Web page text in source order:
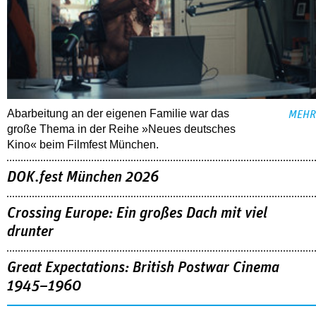
Abarbeitung an der eigenen Familie war das
große Thema in der Reihe »Neues deutsches
Kino« beim Filmfest München.
MEHR
DOK.fest München 2026
Crossing Europe: Ein großes Dach mit viel
drunter
Great Expectations: British Postwar Cinema
1945–1960